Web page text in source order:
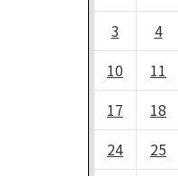
3
4
10
11
17
18
24
25